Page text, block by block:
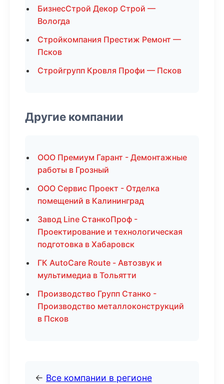
БизнесСтрой Декор Строй —
Вологда
Стройкомпания Престиж Ремонт —
Псков
Стройгрупп Кровля Профи — Псков
Другие компании
ООО Премиум Гарант - Демонтажные
работы в Грозный
ООО Сервис Проект - Отделка
помещений в Калининград
Завод Line СтанкоПроф -
Проектирование и технологическая
подготовка в Хабаровск
ГК AutoCare Route - Автозвук и
мультимедиа в Тольятти
Производство Групп Станко -
Производство металлоконструкций
в Псков
← Все компании в регионе